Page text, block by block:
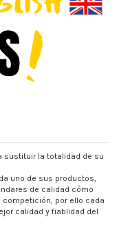
sustituir la totalidad de su
uno de sus productos,
de calidad cómo
por ello cada
calidad y fiablidad del